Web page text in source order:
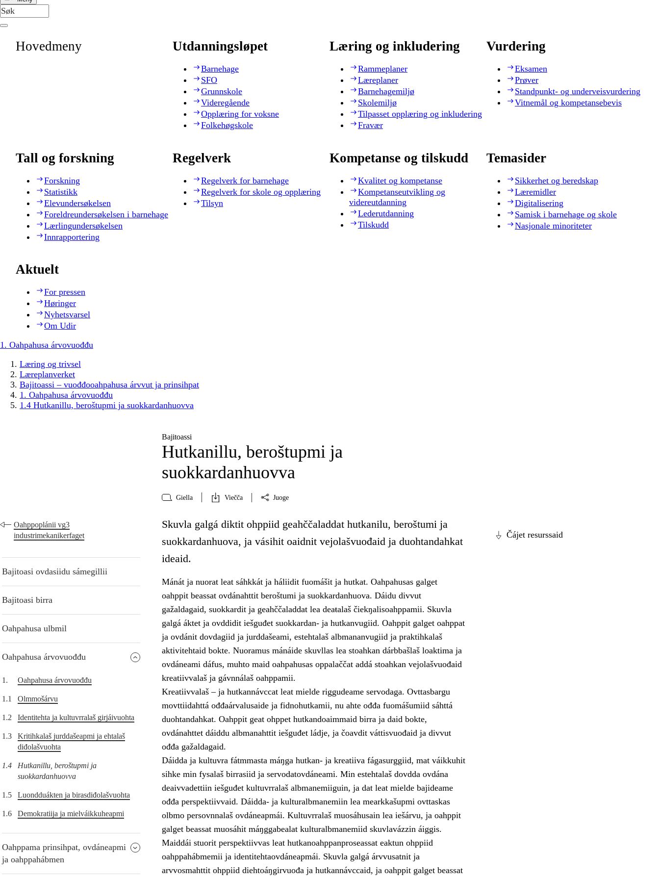
Hovedmeny Utdanningsløpet
Barnehage
SFO
Grunnskole
Videregående
Opplæring for voksne
Folkehøgskole
Læring og inkludering
Rammeplaner
Læreplaner
Barnehagemiljø
Skolemiljø
Tilpasset opplæring og inkludering
Fravær
Vurdering
Eksamen
Prøver
Standpunkt- og underveisvurdering
Vitnemål og kompetansebevis
Tall og forskning
Forskning
Statistikk
Elevundersøkelsen
Foreldreundersøkelsen i barnehage
Lærlingundersøkelsen
Innrapportering
Regelverk
Regelverk for barnehage
Regelverk for skole og opplæring
Tilsyn
Kompetanse og tilskudd
Kvalitet og kompetanse
Kompetanseutvikling og
videreutdanning
Lederutdanning
Tilskudd
Temasider
Sikkerhet og beredskap
Læremidler
Digitalisering
Samisk i barnehage og skole
Nasjonale minoriteter
Aktuelt
For pressen
Høringer
Nyhetsvarsel
Om Udir
1. Oahpahusa árvovuođđu
Læring og trivsel
Læreplanverket
Bajitoassi – vuođđooahpahusa árvvut ja prinsihpat
1. Oahpahusa árvovuođđu
1.4 Hutkanillu, beroštupmi ja suokkardanhuovva
Bajitoassi
Hutkanillu, beroštupmi ja
suokkardanhuovva
Giella Viečča Juoge
Oahppoplánii vg3
industrimekanikerfaget
Bajitoasi ovdasiidu sámegillii
Bajitoasi birra
Oahpahusa ulbmil
Oahpahusa árvovuođđu
1. Oahpahusa árvovuođđu
1.1 Olmmošárvu
1.2 Identitehta ja kultuvrralaš girjáivuohta
1.3
Kritihkalaš jurddašeapmi ja ehtalaš
diđolašvuohta
1.4
Hutkanillu, beroštupmi ja
suokkardanhuovva
1.5 Luondduákten ja birasdiđolašvuohta
1.6 Demokratiija ja mielváikkuheapmi
Oahppama prinsihpat, ovdáneapmi
ja oahppahábmen
Čájet resurssaid
Skuvla galgá diktit ohppiid geahččaladdat hutkanilu, beroštumi ja
suokkardanhuova, ja vásihit oaidnit vejolašvuođaid ja duohtandahkat
ideaid.
Mánát ja nuorat leat sáhkkát ja háliidit fuomášit ja hutkat. Oahpahusas galget
oahppit beassat ovdánahttit beroštumi ja suokkardanhuova. Dáidu divvut
gažaldagaid, suokkardit ja geahččaladdat lea deaŧalaš čiekŋalisoahppamii. Skuvla
galgá áktet ja ovddidit iešguđet suokkardan- ja hutkanvugiid. Oahppit galget oahppat
ja ovdánit dovdagiid ja jurddašeami, estehtalaš albmananvugiid ja praktihkalaš
aktivitehtaid bokte. Nuoramus mánáide skuvllas lea stoahkan dárbbašlaš loaktima ja
ovdáneami dáfus, muhto maid oahpahusas oppalaččat addá stoahkan vejolašvuođaid
kreatiivvalaš ja gávnnálaš oahppamii.
Kreatiivvalaš – ja hutkannávccat leat mielde riggudeame servodaga. Ovttasbargu
movttiidahttá ođđaárvalusaide ja fidnohutkamii, nu ahte ođđa fuomášumiid sáhttá
duohtandahkat. Oahppit geat ohppet hutkandoaimmaid birra ja daid bokte,
ovdánahttet dáiddu albmanahttit iešguđet ládje, ja čoavdit váttisvuođaid ja divvut
ođđa gažaldagaid.
Dáidda ja kultuvra fátmmasta máŋga hutkan- ja kreatiiva fágasurggiid, mat váikkuhit
sihke min fysalaš birrasiid ja servodatovdáneami. Min estehtalaš dovdda ovdána
deaivvadettiin iešguđet kultuvrralaš albmanemiiguin, ja dat leat mielde bajideame
ođđa perspektiivvaid. Dáidda- ja kulturalbmanemiin lea mearkkašupmi ovttaskas
olbmo persovnnalaš ovdáneapmái. Kultuvrralaš muosáhusain lea iešárvu, ja oahppit
galget beassat muosáhit máŋggabealat kulturalbmanemiid skuvlavázzin áiggis.
Maiddái stuorit perspektiivvas leat hutkanoahppanproseassat eaktun ohppiid
oahppahábmemii ja identitehtaovdáneapmái. Skuvla galgá árvvusatnit ja
arvvosmahttit ohppiid diehtoáŋgirvuođa ja hutkannávccaid, ja oahppit galget beassat